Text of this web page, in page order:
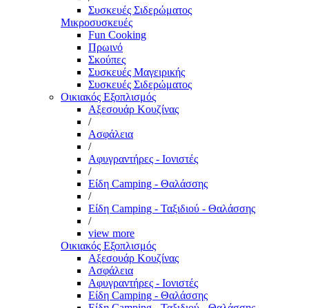
Συσκευές Σιδερώματος
Μικροσυσκευές
Fun Cooking
Πρωινό
Σκούπες
Συσκευές Μαγειρικής
Συσκευές Σιδερώματος
Οικιακός Εξοπλισμός
Αξεσουάρ Κουζίνας
/
Ασφάλεια
/
Αφυγραντήρες - Ιονιστές
/
Είδη Camping - Θαλάσσης
/
Είδη Camping - Ταξιδιού - Θαλάσσης
/
view more
Οικιακός Εξοπλισμός
Αξεσουάρ Κουζίνας
Ασφάλεια
Αφυγραντήρες - Ιονιστές
Είδη Camping - Θαλάσσης